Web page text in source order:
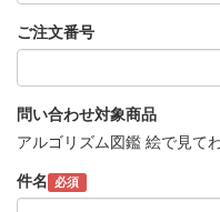
ご注文番号
問い合わせ対象商品
アルゴリズム図鑑 絵で見て
件名 必須